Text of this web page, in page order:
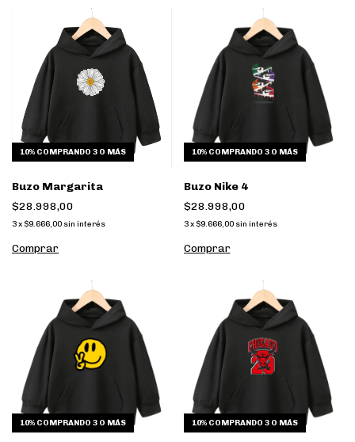
10% COMPRANDO 3 O MÁS
Buzo Margarita
$28.998,00
3x $9.666,00 sin interés
Comprar
10% COMPRANDO 3 O MÁS
Buzo Nike 4
$28.998,00
3 x $9.666,00 sin interés
Comprar
10% COMPRANDO 3 O MÁS 10% COMPRANDO 3 O MÁS